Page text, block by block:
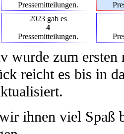
Pressemitteilungen.
2023 gab es
4
Pressemitteilungen.
wurde zum
reicht es bis in
ihnen viel Spaß